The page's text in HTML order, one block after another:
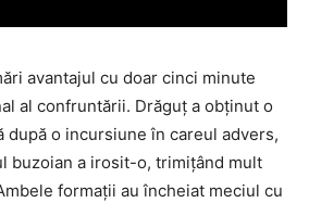
avantajul cu doar cinci minute
al confruntării. Drăguţ a obţinut o
după o incursiune în careul advers,
buzoian a irosit-o, trimiţând mult
formaţii au încheiat meciul cu